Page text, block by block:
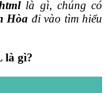
là gì, chúng có
Hòa đi vào tìm hiểu
là gì?